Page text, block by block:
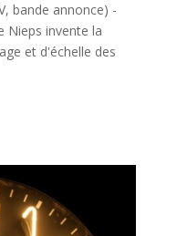
bande annonce) -
Nieps invente la
et d'échelle des